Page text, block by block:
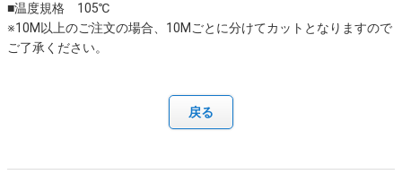
■温度規格 105℃
※10M以上のご注文の場合、10Mごとに分けてカットとなりますので
ご了承ください。
戻る